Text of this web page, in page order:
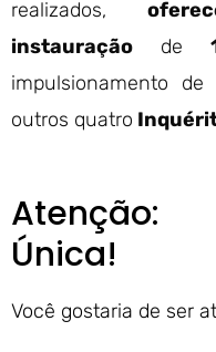
realizados,
instauração de
impulsionamento de
outros quatro
Atenção:
Única!
Você gostaria de ser